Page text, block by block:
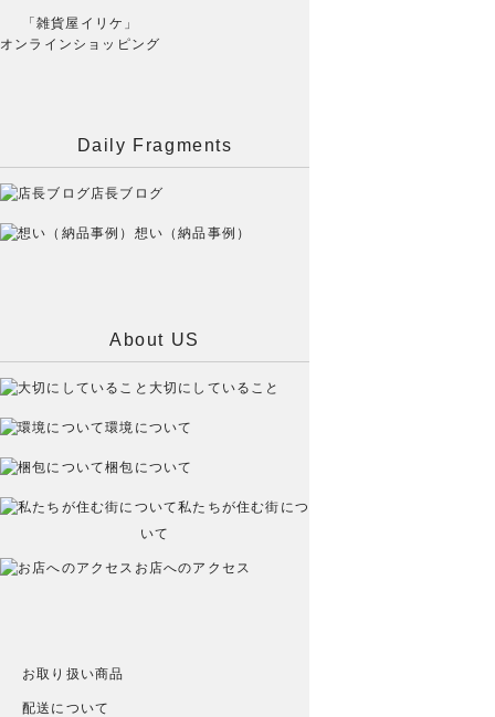
「雑貨屋イリケ」
オンラインショッピング
Daily Fragments
店長ブログ
想い（納品事例）
About US
大切にしていること
環境について
梱包について
私たちが住む街につ
いて
お店へのアクセス
お取り扱い商品
配送について